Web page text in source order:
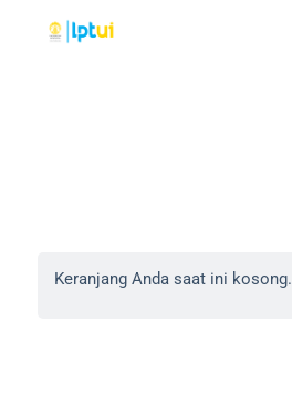
Keranjang Anda saat ini kosong.